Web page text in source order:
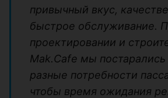
привычный вкус,
быстрое обслуживание.
проектировании и
Mak.Cafe мы постарались
разные потребности
чтобы время ожидания